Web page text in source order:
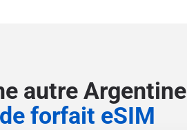
autre Argentine
forfait eSIM